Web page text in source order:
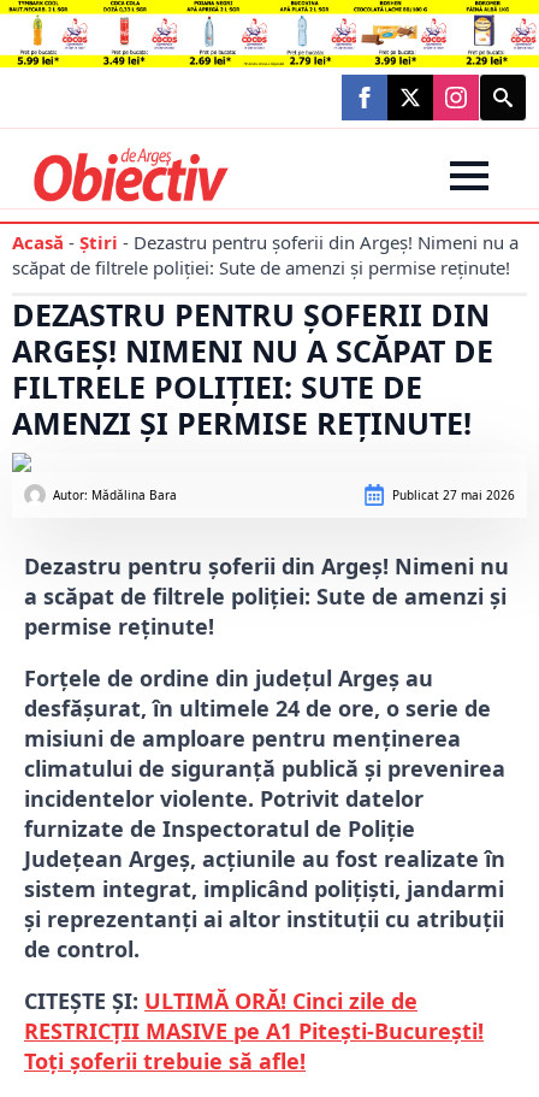
Search
for:
Acasă - Știri - Dezastru pentru șoferii din Argeș! Nimeni nu a
scăpat de filtrele poliției: Sute de amenzi și permise reținute!
DEZASTRU PENTRU ȘOFERII DIN
ARGEȘ! NIMENI NU A SCĂPAT DE
FILTRELE POLIȚIEI: SUTE DE
AMENZI ȘI PERMISE REȚINUTE!
Autor: Mădălina Bara Publicat 27 mai 2026
Dezastru pentru șoferii din Argeș! Nimeni nu
a scăpat de filtrele poliției: Sute de amenzi și
permise reținute!
Forțele de ordine din județul Argeș au
desfășurat, în ultimele 24 de ore, o serie de
misiuni de amploare pentru menținerea
climatului de siguranță publică și prevenirea
incidentelor violente. Potrivit datelor
furnizate de Inspectoratul de Poliție
Județean Argeș, acțiunile au fost realizate în
sistem integrat, implicând polițiști, jandarmi
și reprezentanți ai altor instituții cu atribuții
de control.
CITEȘTE ȘI: ULTIMĂ ORĂ! Cinci zile de
RESTRICȚII MASIVE pe A1 Pitești-București!
Toți șoferii trebuie să afle!